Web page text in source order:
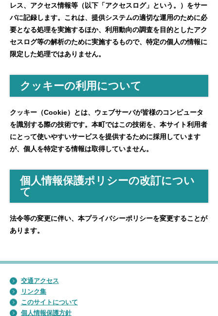
レス、アクセス情報等（以下「アクセスログ」という。）をサー
バに記録します。これは、提供システムの適切な運用のために必
要となる処理を実施するほか、利用動向の調査を目的としたアク
セスログ等の解析のために実施するもので、特定の個人の情報に
限定した処理ではありません。
クッキーの利用について
クッキー（Cookie）とは、ウェブサーバが皆様のコンピュータ
を識別する際の技術です。本町ではこの技術を、本サイト利用者
にとって使いやすいサービスを提供するために採用しています
が、個人を特定する情報は取得していません。
個人情報保護ポリシーの改訂につい
て
法令等の変更に伴い、本プライバシーポリシーを変更することが
あります。
交通アクセス
リンク集
このサイトについて
個人情報保護方針